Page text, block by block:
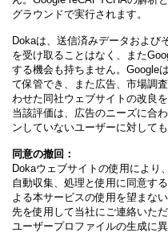
グラウンドで実行されます。
Dokaは、送信済みデータおよび
を受け取ることはなく、また
する機会も持ちません。Google
て保管でき、また広告、市場調
わせた同社ウェブサイトの改良
当該評価は、広告のニーズに合
ンしていないユーザーに対しても
同意の撤回：
Dokaウェブサイトの使用により
自動収集、処理と使用に同意す
よる本サービスの使用を望まな
先を使用して当社にご連絡いた
ユーザープロファイルの生成に